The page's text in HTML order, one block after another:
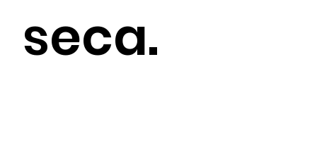
seca.